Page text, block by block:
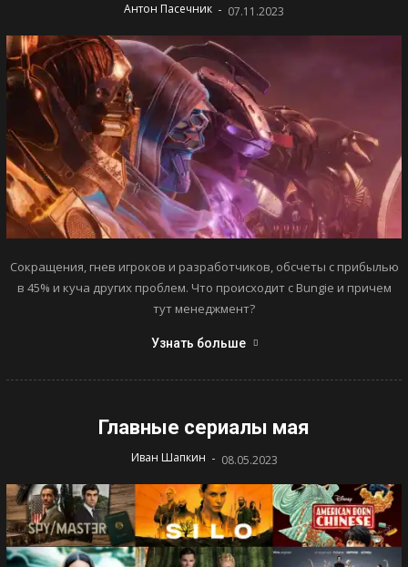
Антон Пасечник - 07.11.2023
Сокращения, гнев игроков и разработчиков, обсчеты с прибылью
в 45% и куча других проблем. Что происходит с Bungie и причем
тут менеджмент?
Узнать больше
Главные сериалы мая
Иван Шапкин - 08.05.2023